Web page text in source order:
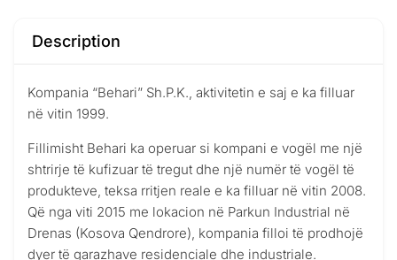
Description
Kompania “Behari” Sh.P.K., aktivitetin e saj e ka filluar
në vitin 1999.
Fillimisht Behari ka operuar si kompani e vogël me një
shtrirje të kufizuar të tregut dhe një numër të vogël të
produkteve, teksa rritjen reale e ka filluar në vitin 2008.
Që nga viti 2015 me lokacion në Parkun Industrial në
Drenas (Kosova Qendrore), kompania filloi të prodhojë
dyer të garazhave residenciale dhe industriale.